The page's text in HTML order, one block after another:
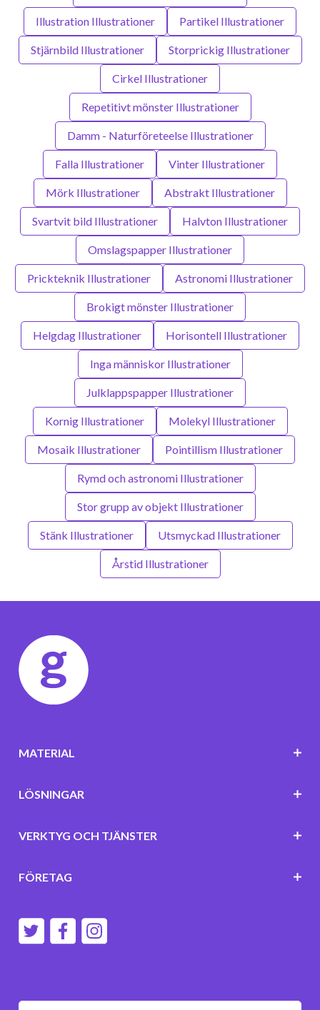
Illustration Illustrationer Partikel Illustrationer
Stjärnbild Illustrationer Storprickig Illustrationer
Cirkel Illustrationer
Repetitivt mönster Illustrationer
Damm - Naturföreteelse Illustrationer
Falla Illustrationer Vinter Illustrationer
Mörk Illustrationer Abstrakt Illustrationer
Svartvit bild Illustrationer Halvton Illustrationer
Omslagspapper Illustrationer
Prickteknik Illustrationer Astronomi Illustrationer
Brokigt mönster Illustrationer
Helgdag Illustrationer Horisontell Illustrationer
Inga människor Illustrationer
Julklappspapper Illustrationer
Kornig Illustrationer Molekyl Illustrationer
Mosaik Illustrationer Pointillism Illustrationer
Rymd och astronomi Illustrationer
Stor grupp av objekt Illustrationer
Stänk Illustrationer Utsmyckad Illustrationer
Årstid Illustrationer
MATERIAL
LÖSNINGAR
VERKTYG OCH TJÄNSTER
FÖRETAG